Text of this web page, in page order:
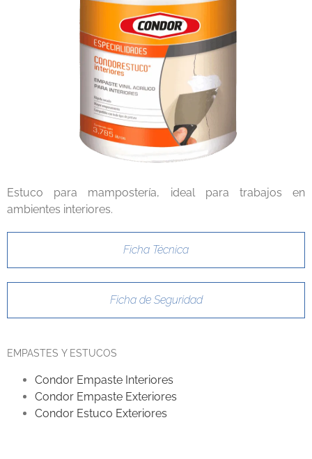
Estuco para mampostería, ideal para trabajos en
ambientes interiores.
Ficha Técnica
Ficha de Seguridad
EMPASTES Y ESTUCOS
Condor Empaste Interiores
Condor Empaste Exteriores
Condor Estuco Exteriores